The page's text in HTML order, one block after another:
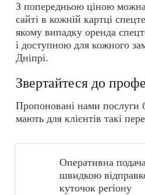
З попередньою ціною
сайті в кожній картці
якому випадку оренда
і доступною для кожного
Дніпрі.
Звертайтеся до
Пропоновані нами послуги
мають для клієнтів такі
Оперативна
швидкою
куточок регіону